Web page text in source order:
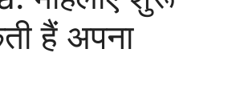
हैं अपना